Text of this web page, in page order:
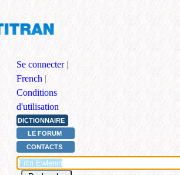
Se connecter |
French |
Conditions
d'utilisation
DICTIONNAIRE
LE FORUM
CONTACTS